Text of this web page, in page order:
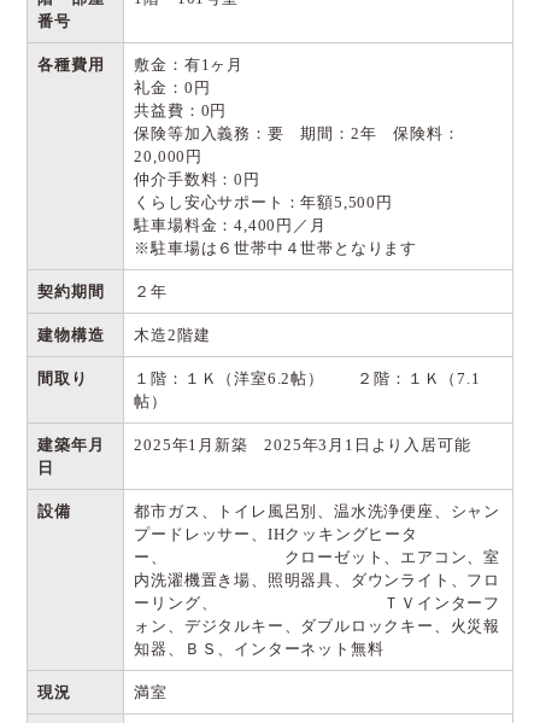
番号
各種費用
敷金：有1ヶ月
礼金：0円
共益費：0円
保険等加入義務：要 期間：2年 保険料：
20,000円
仲介手数料：0円
くらし安心サポート：年額5,500円
駐車場料金：4,400円／月
※駐車場は６世帯中４世帯となります
契約期間 ２年
建物構造 木造2階建
間取り
１階：１Ｋ（洋室6.2帖） ２階：１Ｋ（7.1
帖）
建築年月
日
2025年1月新築 2025年3月1日より入居可能
設備
都市ガス、トイレ風呂別、温水洗浄便座、シャン
プードレッサー、IHクッキングヒータ
ー、 クローゼット、エアコン、室
内洗濯機置き場、照明器具、ダウンライト、フロ
ーリング、 ＴＶインターフ
ォン、デジタルキー、ダブルロックキー、火災報
知器、ＢＳ、インターネット無料
現況 満室